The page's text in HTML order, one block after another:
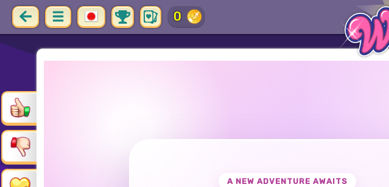
0
A NEW ADVENTURE AWAITS